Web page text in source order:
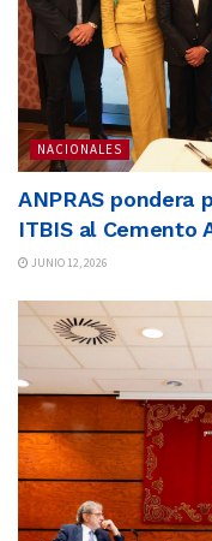
NACIONALES
ANPRAS pondera
ITBIS al Cemento
JUNIO 12, 2026